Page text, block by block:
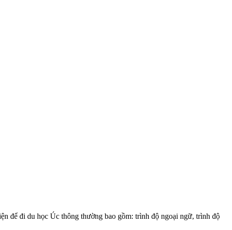
để đi du học Úc thông thường bao gồm: trình độ ngoại ngữ, trình độ